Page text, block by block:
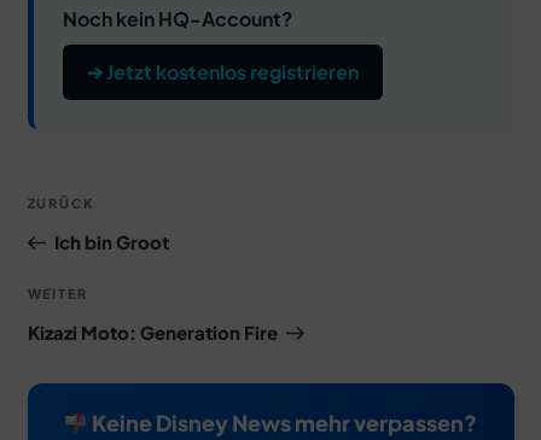
Noch kein HQ-Account?
➔ Jetzt kostenlos registrieren
Beitragsnavigation
Vorheriger
Beitrag
ZURÜCK
Ich bin Groot
Nächster
Beitrag
WEITER
Kizazi Moto: Generation Fire
Keine Disney News mehr verpassen?